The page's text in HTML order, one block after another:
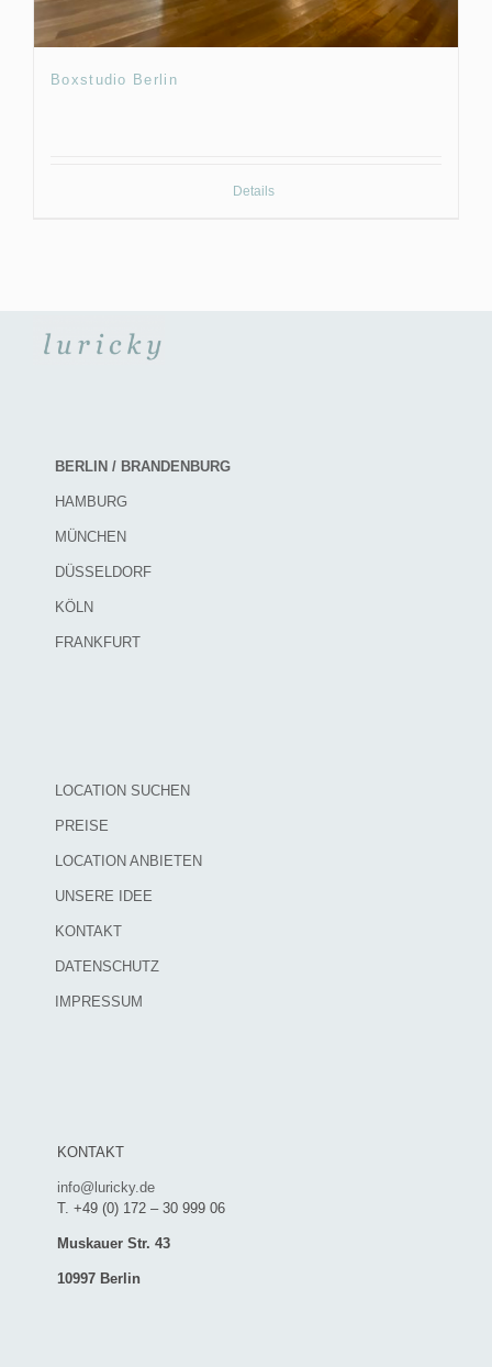
Boxstudio Berlin
Details
BERLIN / BRANDENBURG
HAMBURG
MÜNCHEN
DÜSSELDORF
KÖLN
FRANKFURT
LOCATION SUCHEN
PREISE
LOCATION ANBIETEN
UNSERE IDEE
KONTAKT
DATENSCHUTZ
IMPRESSUM
KONTAKT
info@luricky.de
T. +49 (0) 172 – 30 999 06
Muskauer Str. 43
10997 Berlin